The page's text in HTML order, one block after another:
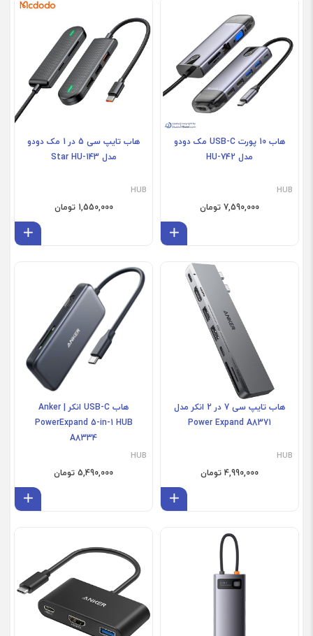
هاب 10 پورت USB-C مک دودو
مدل HU-742
HUB
7,590,000 تومان
فروش ویژه
هاب تایپ سی 5 در 1 مک دودو
مدل Star HU-143
HUB
1,550,000 تومان
هاب تایپ سی 7 در 2 انکر مدل
Power Expand A8371
HUB
4,990,000 تومان
هاب USB-C انکر | Anker
PowerExpand 5-in-1 HUB
A8334
HUB
5,490,000 تومان